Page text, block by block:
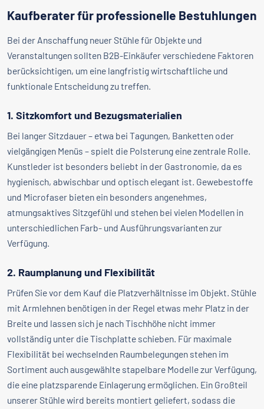
Kaufberater für professionelle Bestuhlungen
Bei der Anschaffung neuer Stühle für Objekte und
Veranstaltungen sollten B2B-Einkäufer verschiedene Faktoren
berücksichtigen, um eine langfristig wirtschaftliche und
funktionale Entscheidung zu treffen.
1. Sitzkomfort und Bezugsmaterialien
Bei langer Sitzdauer – etwa bei Tagungen, Banketten oder
vielgängigen Menüs – spielt die Polsterung eine zentrale Rolle.
Kunstleder ist besonders beliebt in der Gastronomie, da es
hygienisch, abwischbar und optisch elegant ist. Gewebestoffe
und Microfaser bieten ein besonders angenehmes,
atmungsaktives Sitzgefühl und stehen bei vielen Modellen in
unterschiedlichen Farb- und Ausführungsvarianten zur
Verfügung.
2. Raumplanung und Flexibilität
Prüfen Sie vor dem Kauf die Platzverhältnisse im Objekt. Stühle
mit Armlehnen benötigen in der Regel etwas mehr Platz in der
Breite und lassen sich je nach Tischhöhe nicht immer
vollständig unter die Tischplatte schieben. Für maximale
Flexibilität bei wechselnden Raumbelegungen stehen im
Sortiment auch ausgewählte stapelbare Modelle zur Verfügung,
die eine platzsparende Einlagerung ermöglichen. Ein Großteil
unserer Stühle wird bereits montiert geliefert, sodass die